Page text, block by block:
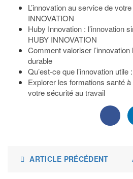
L’innovation au service de
INNOVATION
Huby Innovation : l’innovation
HUBY INNOVATION
Comment valoriser
durable
Qu’est-ce que l’innovation
Explorer les formations santé
votre sécurité au travail
ARTICLE PRÉCÉDENT